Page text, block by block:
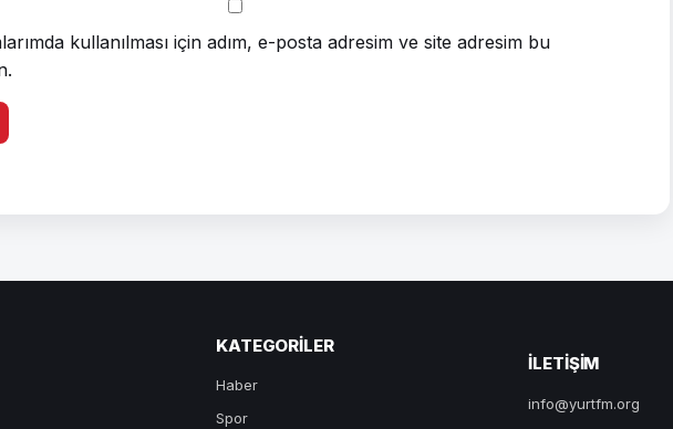
kullanılması için adım, e-posta adresim ve site adresim bu
KATEGORILER
Haber
Spor
ILETIŞIM
info@yurtfm.org